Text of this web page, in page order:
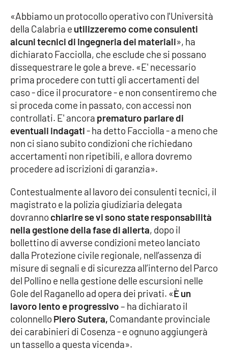
STREAMING
LaC TV
LaC Network
LaC OnAir
EDIZIONI
LOCALI
Crotone
Vibo Valentia
Reggio Calabria
Cosenza
Lamezia Terme
«Abbiamo un protocollo operativo con l'Università
della Calabria e utilizzeremo come consulenti
alcuni tecnici di Ingegneria dei materiali», ha
dichiarato Facciolla, che esclude che si possano
dissequestrare le gole a breve. «E' necessario
prima procedere con tutti gli accertamenti del
caso - dice il procuratore - e non consentiremo che
si proceda come in passato, con accessi non
controllati. E' ancora prematuro parlare di
eventuali indagati- ha detto Facciolla - a meno che
non ci siano subito condizioni che richiedano
accertamenti non ripetibili, e allora dovremo
procedere ad iscrizioni di garanzia».
Contestualmente al lavoro dei consulenti tecnici, il
magistrato e la polizia giudiziaria delegata
dovrannochiarire se vi sono state responsabilità
nella gestione della fase di allerta, dopo il
bollettino di avverse condizioni meteo lanciato
dalla Protezione civile regionale, nell’assenza di
misure di segnali e di sicurezza all’interno del Parco
del Pollino e nella gestione delle escursioni nelle
Gole del Raganello ad opera dei privati. «È un
lavoro lento e progressivo– ha dichiarato il
colonnelloPiero Sutera, Comandante provinciale
dei carabinieri di Cosenza - e ognuno aggiungerà
un tassello a questa vicenda».